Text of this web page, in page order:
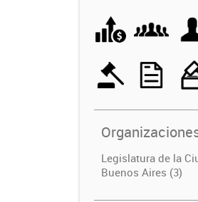
Legislatura de la
Buenos Aires (3)